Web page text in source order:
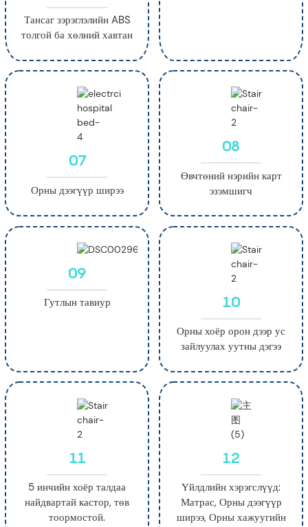
Тансаг зэрэглэлийн ABS
толгой ба хөлний хавтан
07
Орны дээгүүр ширээ
08
Өвчтөний нэрийн карт
эзэмшигч
09
Гутлын тавиур 10
Орны хоёр орон дээр ус
зайлуулах уутны дэгээ
11
5 инчийн хоёр талдаа
найдвартай кастор, төв
тоормостой.
12
Үйлдлийн хэрэгслүүд:
Матрас, Орны дээгүүр
ширээ, Орны хажуугийн